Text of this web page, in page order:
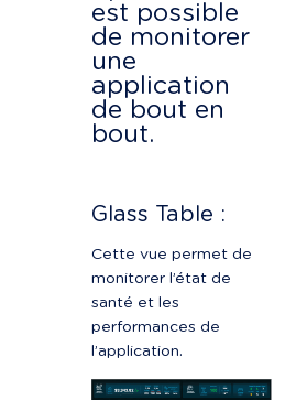
est possible
de monitorer
une
application
de bout en
bout.
Glass Table :
Cette vue permet de
monitorer l’état de
santé et les
performances de
l’application.